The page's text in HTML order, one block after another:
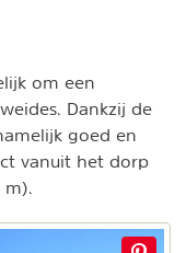
om een
Dankzij de
goed en
vanuit het dorp
m).